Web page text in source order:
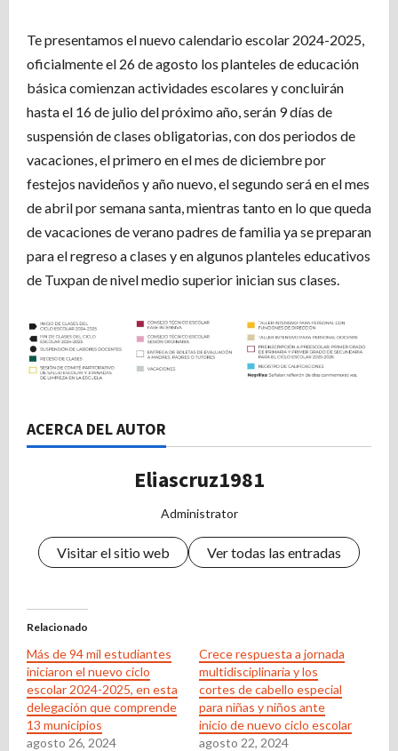
Te presentamos el nuevo calendario escolar 2024-2025,
oficialmente el 26 de agosto los planteles de educación
básica comienzan actividades escolares y concluirán
hasta el 16 de julio del próximo año, serán 9 días de
suspensión de clases obligatorias, con dos periodos de
vacaciones, el primero en el mes de diciembre por
festejos navideños y año nuevo, el segundo será en el mes
de abril por semana santa, mientras tanto en lo que queda
de vacaciones de verano padres de familia ya se preparan
para el regreso a clases y en algunos planteles educativos
de Tuxpan de nivel medio superior inician sus clases.
ACERCA DEL AUTOR
Eliascruz1981
Administrator
Visitar el sitio web Ver todas las entradas
Relacionado
Más de 94 mil estudiantes
iniciaron el nuevo ciclo
escolar 2024-2025, en esta
delegación que comprende
13 municipios
agosto 26, 2024
Crece respuesta a jornada
multidisciplinaria y los
cortes de cabello especial
para niñas y niños ante
inicio de nuevo ciclo escolar
agosto 22, 2024